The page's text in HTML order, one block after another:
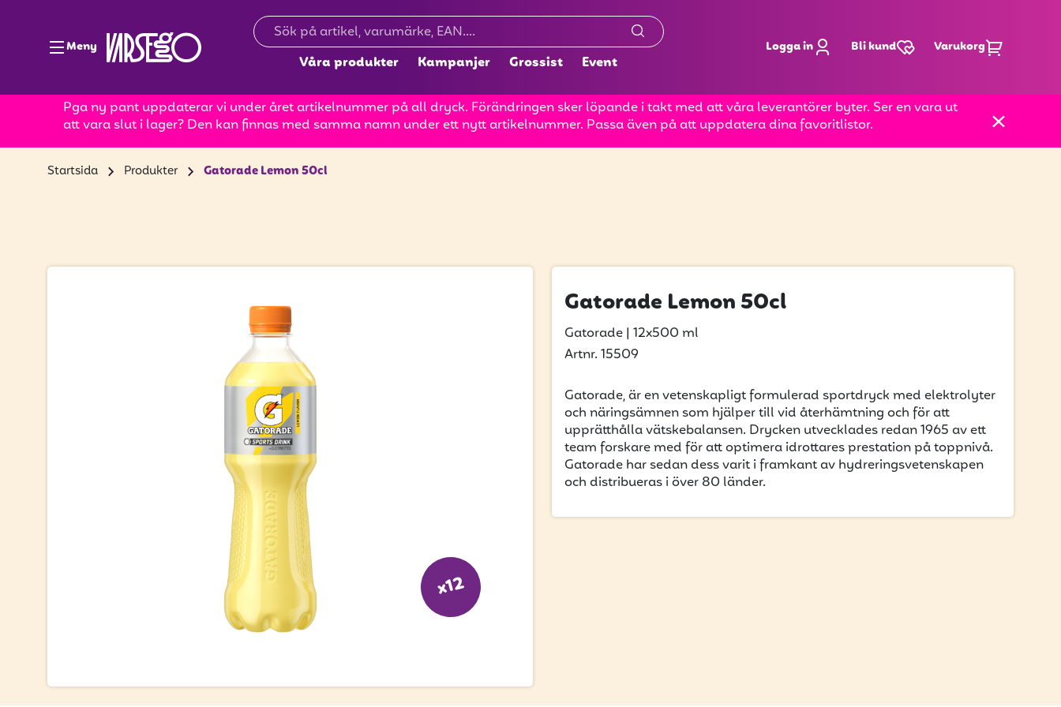
Meny
Våra produkter Kampanjer Grossist Event
Logga in Bli kund Varukorg
Pga ny pant uppdaterar vi under året artikelnummer på all dryck. Förändringen sker löpande i takt med att våra leverantörer byter. Ser en vara ut
att vara slut i lager? Den kan finnas med samma namn under ett nytt artikelnummer. Passa även på att uppdatera dina favoritlistor.
Startsida Produkter Gatorade Lemon 50cl
x12
Gatorade Lemon 50cl
Gatorade | 12x500 ml
Artnr. 15509
Gatorade, är en vetenskapligt formulerad sportdryck med elektrolyter
och näringsämnen som hjälper till vid återhämtning och för att
upprätthålla vätskebalansen. Drycken utvecklades redan 1965 av ett
team forskare med för att optimera idrottares prestation på toppnivå.
Gatorade har sedan dess varit i framkant av hydreringsvetenskapen
och distribueras i över 80 länder.